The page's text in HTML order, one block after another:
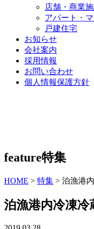
店舗・商業
アパート・
戸建住宅
お知らせ
会社案内
採用情報
お問い合わせ
個人情報保護方針
feature特集
HOME > 特集 > 泊漁港
泊漁港内冷凍